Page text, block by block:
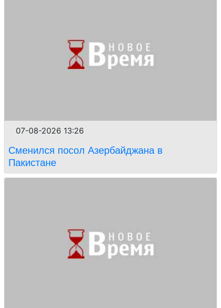
07-08-2026 13:26
Сменился посол Азербайджана в
Пакистане